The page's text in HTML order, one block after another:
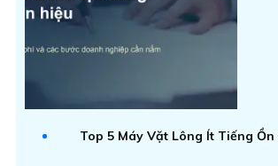
Top 5 Máy Vặt Lông Ít Tiếng Ồn